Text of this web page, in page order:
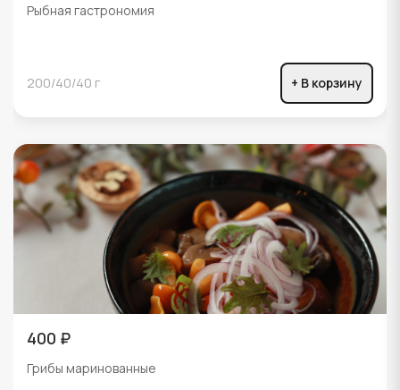
Рыбная гастрономия
200/40/40 г + В корзину
400 ₽
Грибы маринованные